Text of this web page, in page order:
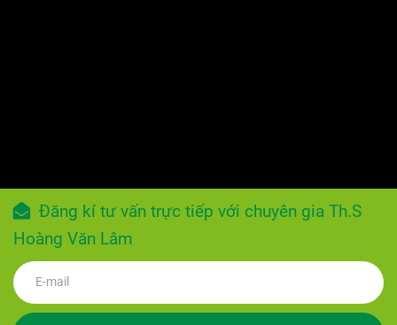
Đăng kí tư vấn trực tiếp với chuyên gia Th.S
Hoàng Văn Lâm